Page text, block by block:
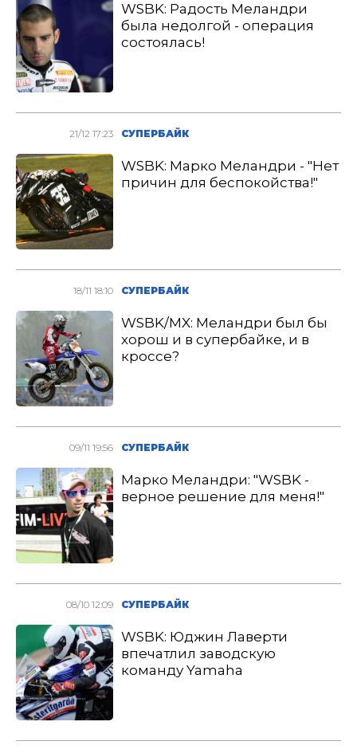
WSBK: Радость Меландри
была недолгой - операция
состоялась!
21/12 17:23 СУПЕРБАЙК
WSBK: Марко Меландри - "Нет
причин для беспокойства!"
18/11 18:10 СУПЕРБАЙК
WSBK/MX: Меландри был бы
хорош и в супербайке, и в
кроссе?
09/11 19:56 СУПЕРБАЙК
Марко Меландри: "WSBK -
верное решение для меня!"
08/10 12:09 СУПЕРБАЙК
WSBK: Юджин Лаверти
впечатлил заводскую
команду Yamaha